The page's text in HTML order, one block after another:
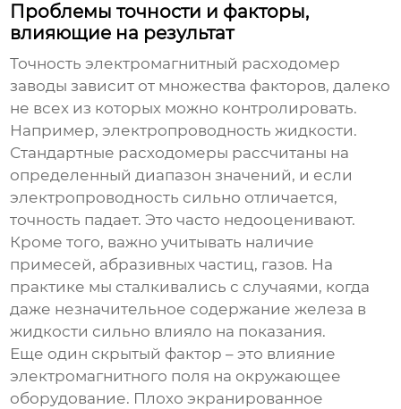
Проблемы точности и факторы,
влияющие на результат
Точностьэлектромагнитный расходомер
заводы зависит от множества факторов, далеко
не всех из которых можно контролировать.
Например, электропроводность жидкости.
Стандартные расходомеры рассчитаны на
определенный диапазон значений, и если
электропроводность сильно отличается,
точность падает. Это часто недооценивают.
Кроме того, важно учитывать наличие
примесей, абразивных частиц, газов. На
практике мы сталкивались с случаями, когда
даже незначительное содержание железа в
жидкости сильно влияло на показания.
Еще один скрытый фактор – это влияние
электромагнитного поля на окружающее
оборудование. Плохо экранированное